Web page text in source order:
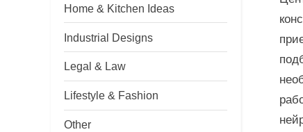
Home & Kitchen Ideas
Industrial Designs
Legal & Law
Lifestyle & Fashion
Other